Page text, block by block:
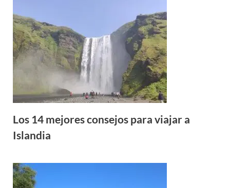
Los 14 mejores consejos para viajar a
Islandia